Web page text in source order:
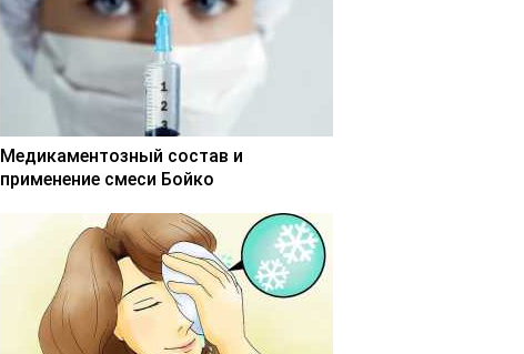
Медикаментозный состав и
применение смеси Бойко